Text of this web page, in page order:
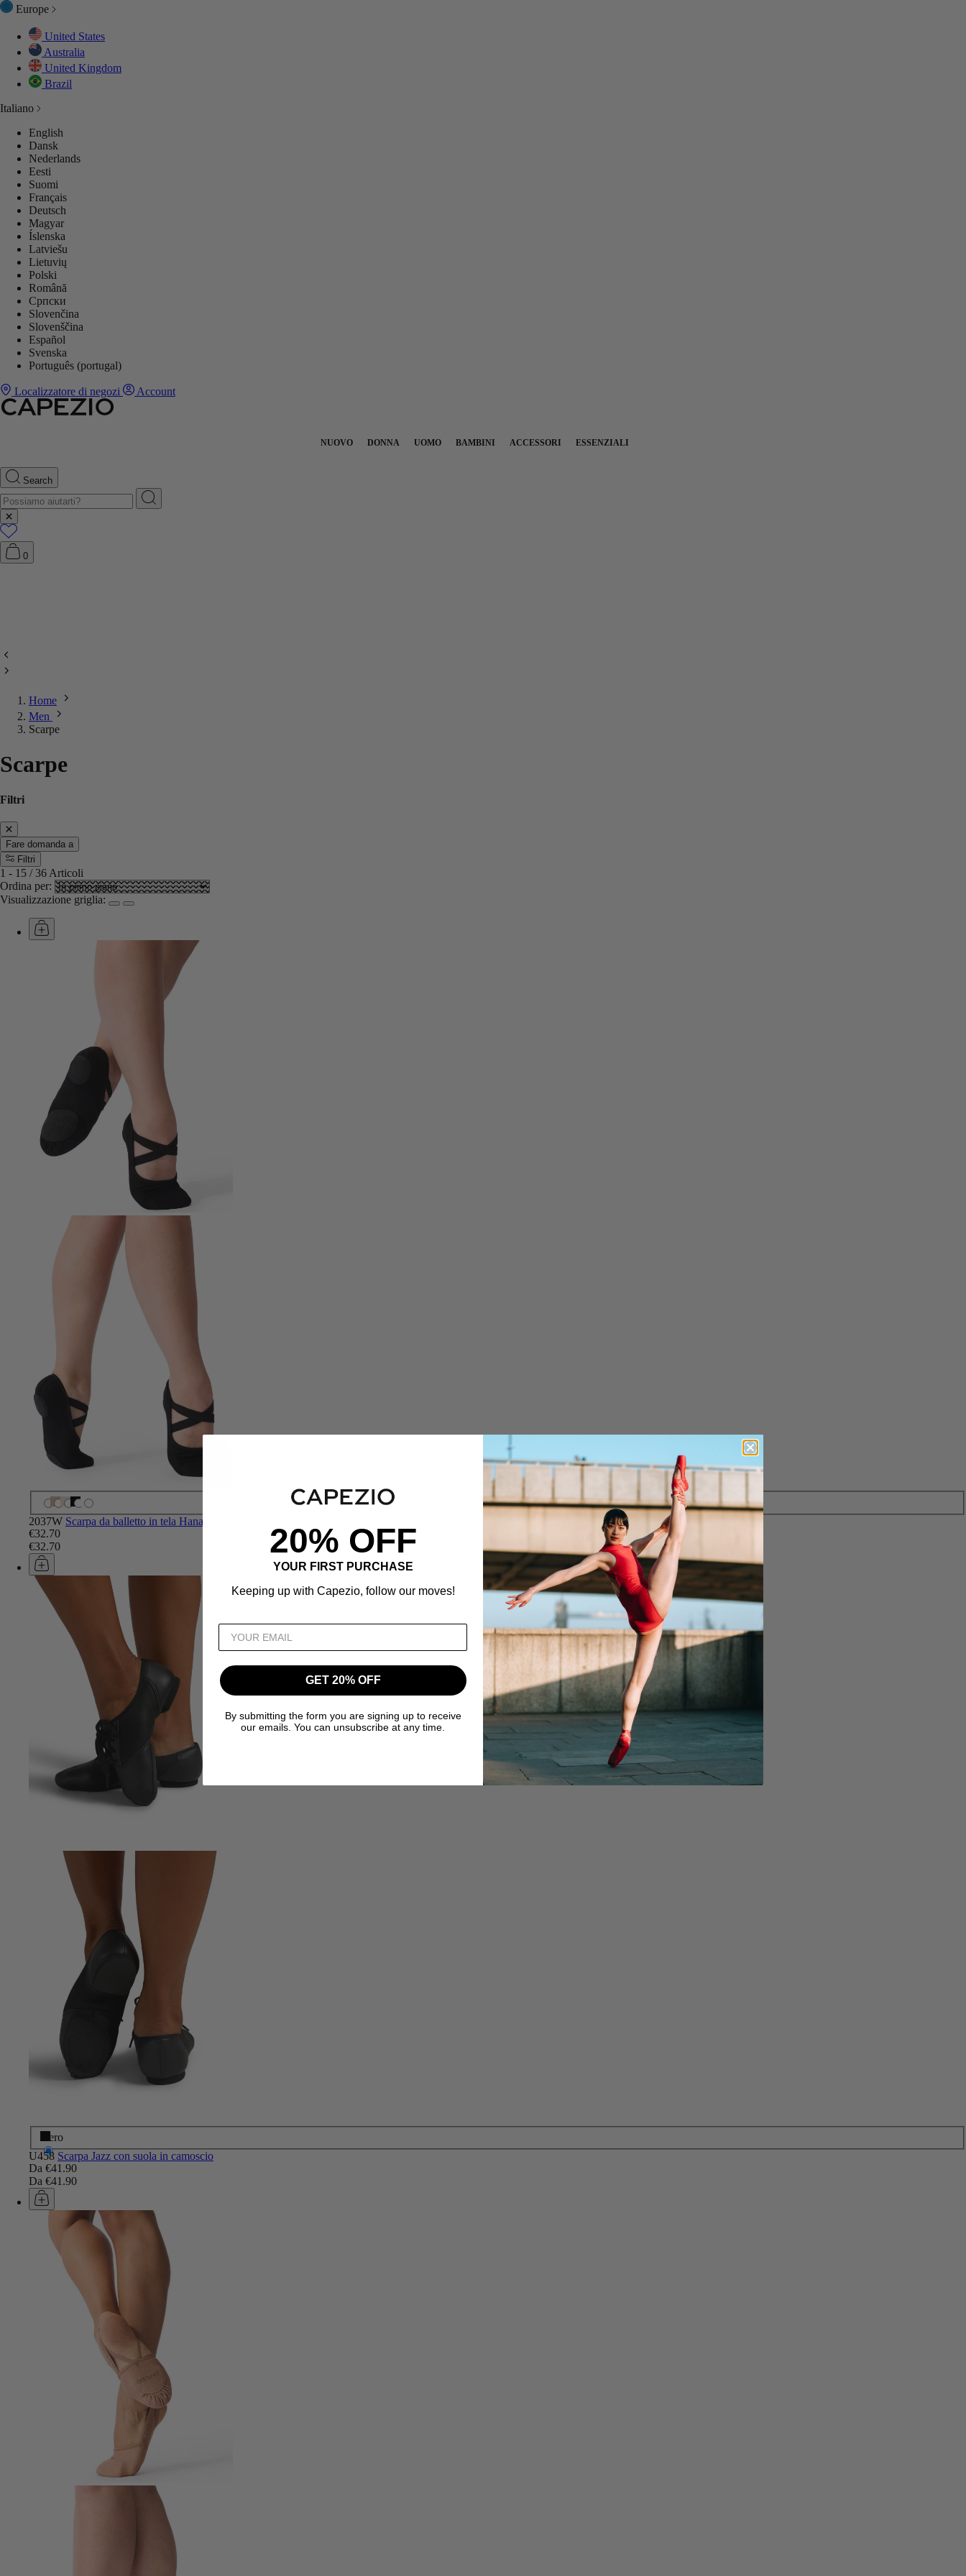
Europe
United States
Australia
United Kingdom
Brazil
Italiano
English
Dansk
Nederlands
Eesti
Suomi
Français
Deutsch
Magyar
Íslenska
Latviešu
Lietuvių
Polski
Română
Српски
Slovenčina
Slovenščina
Español
Svenska
Português (portugal)
Localizzatore di negozi Account
NUOVO DONNA UOMO BAMBINI ACCESSORI ESSENZIALI
Search
0
Home
Men
Scarpe
Scarpe
Filtri
Fare domanda a
Filtri
1 - 15 / 36 Articoli
Ordina per:
Visualizzazione griglia:
2037W Scarpa da balletto in tela Hanami®
€32.70
€32.70
Nero
U458 Scarpa Jazz con suola in camoscio
Da €41.90
Da €41.90
20% OFF
YOUR FIRST PURCHASE
Keeping up with Capezio, follow our moves!
GET 20% OFF
By submitting the form you are signing up to receive
our emails. You can unsubscribe at any time.